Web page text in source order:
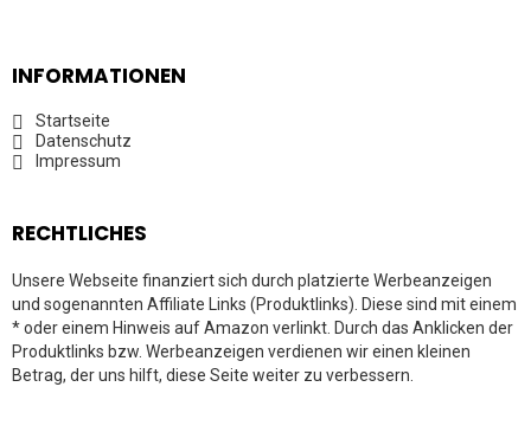
INFORMATIONEN
Startseite
Datenschutz
Impressum
RECHTLICHES
Unsere Webseite finanziert sich durch platzierte Werbeanzeigen
und sogenannten Affiliate Links (Produktlinks). Diese sind mit einem
* oder einem Hinweis auf Amazon verlinkt. Durch das Anklicken der
Produktlinks bzw. Werbeanzeigen verdienen wir einen kleinen
Betrag, der uns hilft, diese Seite weiter zu verbessern.